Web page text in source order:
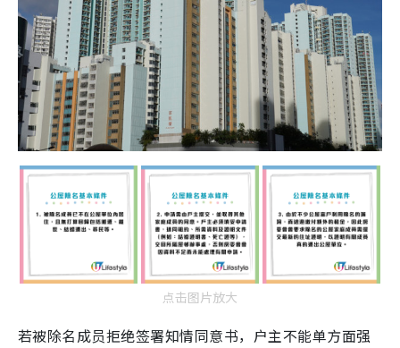
点击图片放大
若被除名成员拒绝签署知情同意书，户主不能单方面强